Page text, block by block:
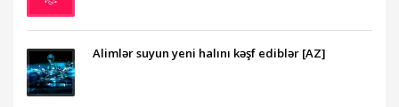
Alimlər suyun yeni halını kəşf ediblər [AZ]